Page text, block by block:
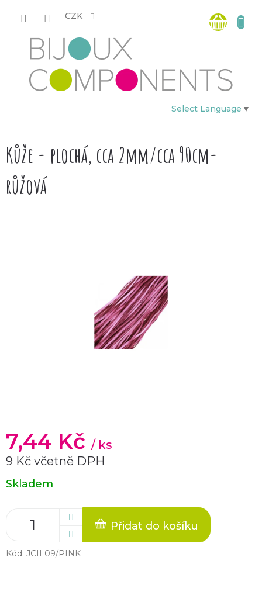
CZK
Select Language ▼
košík
Kůže - plochá, cca 2mm/cca 90cm-
růžová
7,44 Kč / ks
9 Kč včetně DPH
Měrná
cena:
Skladem
Přidat do košíku
Kód: JCIL09/PINK